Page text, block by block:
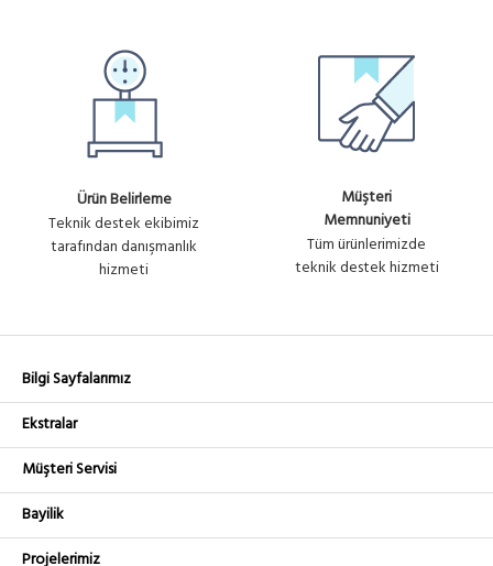
Ürün Belirleme
Teknik destek ekibimiz
tarafından danışmanlık
hizmeti
Müşteri
Memnuniyeti
Tüm ürünlerimizde
teknik destek hizmeti
Bilgi Sayfalarımız
Ekstralar
Müşteri Servisi
Bayilik
Projelerimiz